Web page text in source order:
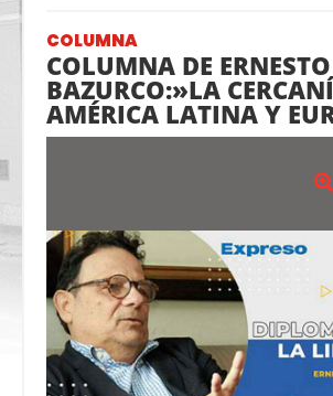
COLUMNA
COLUMNA DE
BAZURCO:»LA
AMÉRICA LATINA Y